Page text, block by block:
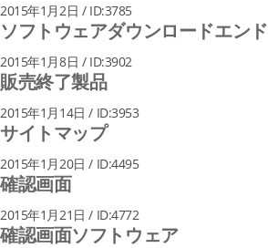
2015年1月2日 / ID:3785
ソフトウェアダウンロードエンド
2015年1月8日 / ID:3902
販売終了製品
2015年1月14日 / ID:3953
サイトマップ
2015年1月20日 / ID:4495
確認画面
2015年1月21日 / ID:4772
確認画面ソフトウェア